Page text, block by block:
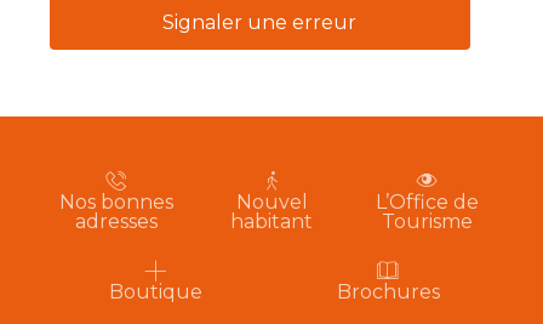
Signaler une erreur
Nos bonnes
adresses
Nouvel
habitant
L’Office de
Tourisme
Boutique Brochures